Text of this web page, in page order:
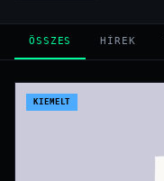
ÖSSZES HÍREK
KIEMELT